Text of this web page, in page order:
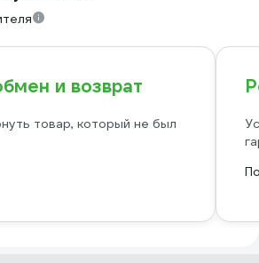
и возврат
товар, который не был